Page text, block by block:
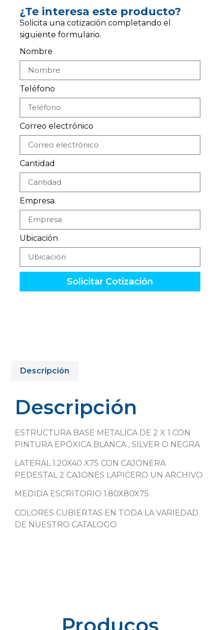
¿Te interesa este producto?
Solicita una cotización completando el
siguiente formulario.
Nombre
Teléfono
Correo electrónico
Cantidad
Empresa
Ubicación
Solicitar Cotización
Descripción
Descripción
ESTRUCTURA BASE METALICA DE 2 X 1 CON
PINTURA EPÓXICA BLANCA , SILVER O NEGRA
LATERAL 1.20X40 X75 CON CAJONERA
PEDESTAL 2 CAJONES LAPICERO UN ARCHIVO
MEDIDA ESCRITORIO 1.80X80X75
COLORES CUBIERTAS EN TODA LA VARIEDAD
DE NUESTRO CATALOGO
Producos